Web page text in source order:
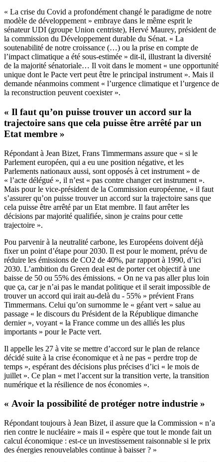
« La crise du Covid a profondément changé le paradigme de notre
modèle de développement » embraye dans le même esprit le
sénateur UDI (groupe Union centriste), Hervé Maurey, président de
la commission du Développement durable du Sénat. « La
soutenabilité de notre croissance (…) ou la prise en compte de
l’impact climatique a été sous-estimée » dit-il, illustrant la diversité
de la majorité sénatoriale… Il voit dans le moment « une opportunité
unique dont le Pacte vert peut être le principal instrument ». Mais il
demande néanmoins comment « l’urgence climatique et l’urgence de
la reconstruction peuvent coexister ».
« Il faut qu’on puisse trouver un accord sur la
trajectoire sans que cela puisse être arrêté par un
Etat membre »
Répondant à Jean Bizet, Frans Timmermans assure que « si le
Parlement européen, qui a eu une position négative, et les
Parlements nationaux aussi, sont opposés à cet instrument » de
« l’acte délégué », il n’est « pas contre changer cet instrument ».
Mais pour le vice-président de la Commission européenne, « il faut
s’assurer qu’on puisse trouver un accord sur la trajectoire sans que
cela puisse être arrêté par un Etat membre. Il faut arrêter les
décisions par majorité qualifiée, sinon je crains pour cette
trajectoire ».
Pou parvenir à la neutralité carbone, les Européens doivent déjà
fixer un point d’étape pour 2030. Il est pour le moment, prévu de
réduire les émissions de CO2 de 40%, par rapport à 1990, d’ici
2030. L’ambition du Green deal est de porter cet objectif à une
baisse de 50 ou 55% des émissions. « On ne va pas aller plus loin
que ça, car je n’ai pas le mandat politique et il serait impossible de
trouver un accord qui irait au-delà du - 55% » prévient Frans
Timmermans. Celui qu’on surnomme le « géant vert » salue au
passage « le discours du Président de la République dimanche
dernier », voyant « la France comme un des alliés les plus
importants » pour le Pacte vert.
Il appelle les 27 à vite se mettre d’accord sur le plan de relance
décidé suite à la crise économique et à ne pas « perdre trop de
temps », espérant des décisions plus précises d’ici « le mois de
juillet ». Ce plan « met l’accent sur la transition verte, la transition
numérique et la résilience de nos économies ».
« Avoir la possibilité de protéger notre industrie »
Répondant toujours à Jean Bizet, il assure que la Commission « n’a
rien contre le nucléaire » mais il « espère que tout le monde fait un
calcul économique : est-ce un investissement raisonnable si le prix
des énergies renouvelables continue à baisser ? »